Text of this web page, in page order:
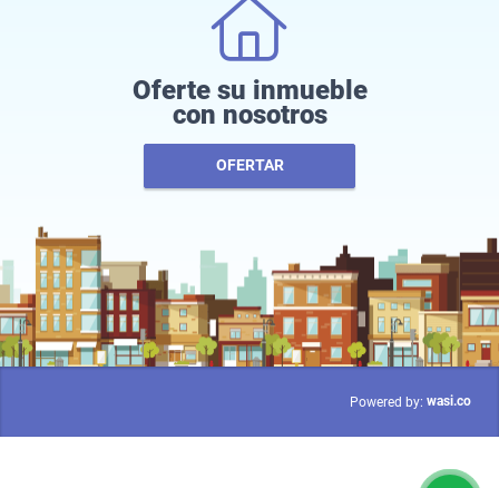
Oferte su inmueble
con nosotros
OFERTAR
Powered by: wasi.co